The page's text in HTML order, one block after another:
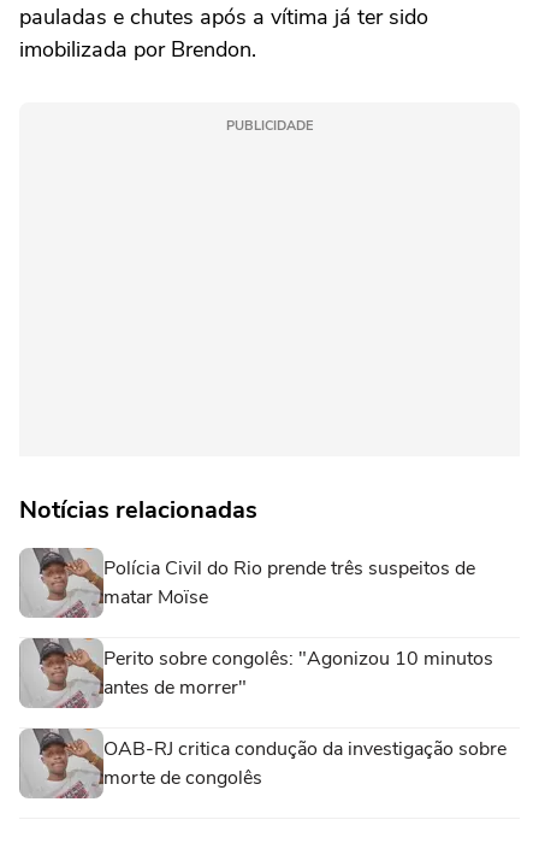
pauladas e chutes após a vítima já ter sido
imobilizada por Brendon.
PUBLICIDADE
Notícias relacionadas
Polícia Civil do Rio prende três suspeitos de
matar Moïse
Perito sobre congolês: "Agonizou 10 minutos
antes de morrer"
OAB-RJ critica condução da investigação sobre
morte de congolês